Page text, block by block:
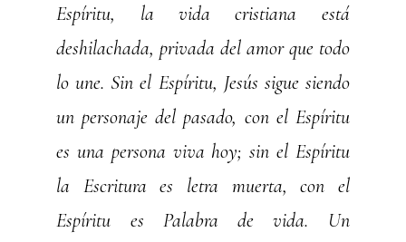
Espíritu, la vida cristiana está
deshilachada, privada del amor que todo
lo une. Sin el Espíritu, Jesús sigue siendo
un personaje del pasado, con el Espíritu
es una persona viva hoy; sin el Espíritu
la Escritura es letra muerta, con el
Espíritu es Palabra de vida. Un